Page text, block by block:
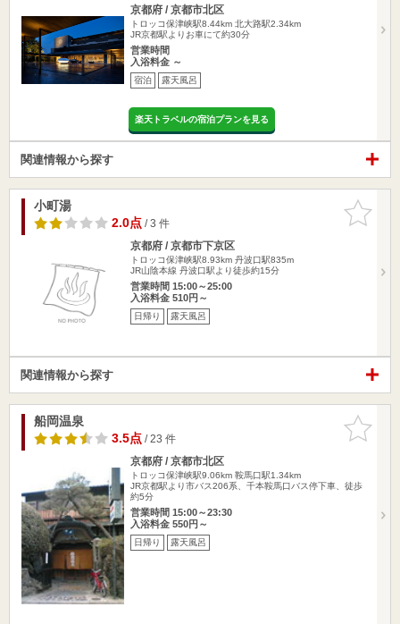
京都府 / 京都市北区
トロッコ保津峡駅8.44km 北大路駅2.34km
JR京都駅よりお車にて約30分
営業時間
入浴料金 ～
宿泊 露天風呂
楽天トラベルの宿泊プランを見る
関連情報から探す
お気に入
りに追加
小町湯
2.0点/ 3 件
京都府 / 京都市下京区
トロッコ保津峡駅8.93km 丹波口駅835m
JR山陰本線 丹波口駅より徒歩約15分
営業時間 15:00～25:00
入浴料金 510円～
日帰り 露天風呂
関連情報から探す
お気に入
りに追加
船岡温泉
3.5点/ 23 件
京都府 / 京都市北区
トロッコ保津峡駅9.06km 鞍馬口駅1.34km
JR京都駅より市バス206系、千本鞍馬口バス停下車、徒歩
約5分
営業時間 15:00～23:30
入浴料金 550円～
日帰り 露天風呂